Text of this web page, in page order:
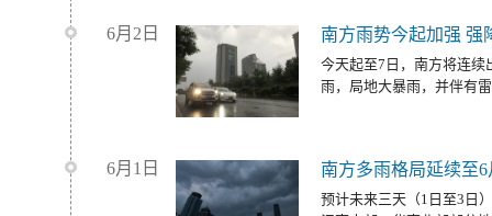
6月2日 南方雨势今起加强 强
今天起至7日，南方将连续
雨，局地大暴雨，并伴有
6月1日 南方多雨格局延续至
预计未来三天（1日至3日